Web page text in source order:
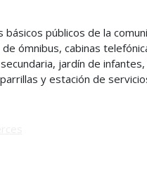
públicos de la
ómnibus, cabinas
jardín de
y estación de